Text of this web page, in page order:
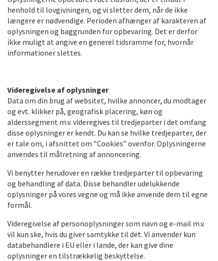
henhold til lovgivningen, og vi sletter dem, når de ikke
længere er nødvendige. Perioden afhænger af karakteren af
oplysningen og baggrunden for opbevaring. Det er derfor
ikke muligt at angive en generel tidsramme for, hvornår
informationer slettes.
Videregivelse af oplysninger
Data om din brug af websitet, hvilke annoncer, du modtager
og evt. klikker på, geografisk placering, køn og
alderssegment m.v. videregives til tredjeparter i det omfang
disse oplysninger er kendt. Du kan se hvilke tredjeparter, der
er tale om, i afsnittet om ”Cookies” ovenfor. Oplysningerne
anvendes til målretning af annoncering.
Vi benytter herudover en række tredjeparter til opbevaring
og behandling af data. Disse behandler udelukkende
oplysninger på vores vegne og må ikke anvende dem til egne
formål.
Videregivelse af personoplysninger som navn og e-mail m.v.
vil kun ske, hvis du giver samtykke til det. Vi anvender kun
databehandlere i EU eller i lande, der kan give dine
oplysninger en tilstrækkelig beskyttelse.